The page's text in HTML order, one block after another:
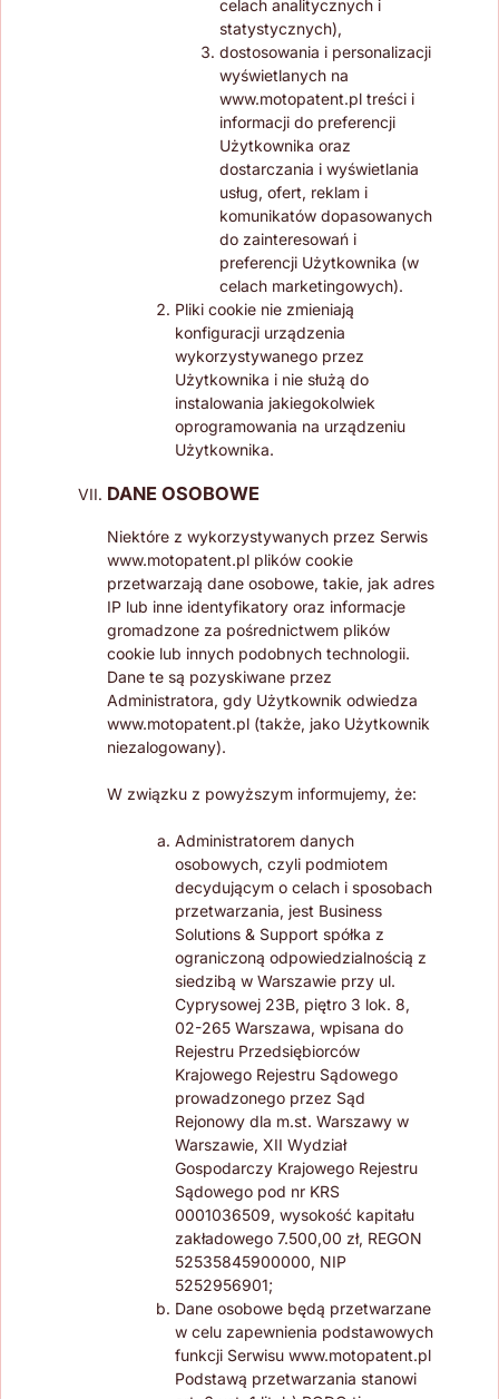
celach analitycznych i
statystycznych),
dostosowania i personalizacji
wyświetlanych na
www.motopatent.pl treści i
informacji do preferencji
Użytkownika oraz
dostarczania i wyświetlania
usług, ofert, reklam i
komunikatów dopasowanych
do zainteresowań i
preferencji Użytkownika (w
celach marketingowych).
Pliki cookie nie zmieniają
konfiguracji urządzenia
wykorzystywanego przez
Użytkownika i nie służą do
instalowania jakiegokolwiek
oprogramowania na urządzeniu
Użytkownika.
DANE OSOBOWE
Niektóre z wykorzystywanych przez Serwis
www.motopatent.pl plików cookie
przetwarzają dane osobowe, takie, jak adres
IP lub inne identyfikatory oraz informacje
gromadzone za pośrednictwem plików
cookie lub innych podobnych technologii.
Dane te są pozyskiwane przez
Administratora, gdy Użytkownik odwiedza
www.motopatent.pl (także, jako Użytkownik
niezalogowany).
W związku z powyższym informujemy, że:
Administratorem danych
osobowych, czyli podmiotem
decydującym o celach i sposobach
przetwarzania, jest Business
Solutions & Support spółka z
ograniczoną odpowiedzialnością z
siedzibą w Warszawie przy ul.
Cyprysowej 23B, piętro 3 lok. 8,
02-265 Warszawa, wpisana do
Rejestru Przedsiębiorców
Krajowego Rejestru Sądowego
prowadzonego przez Sąd
Rejonowy dla m.st. Warszawy w
Warszawie, XII Wydział
Gospodarczy Krajowego Rejestru
Sądowego pod nr KRS
0001036509, wysokość kapitału
zakładowego 7.500,00 zł, REGON
52535845900000, NIP
5252956901;
Dane osobowe będą przetwarzane
w celu zapewnienia podstawowych
funkcji Serwisu www.motopatent.pl
Podstawą przetwarzania stanowi